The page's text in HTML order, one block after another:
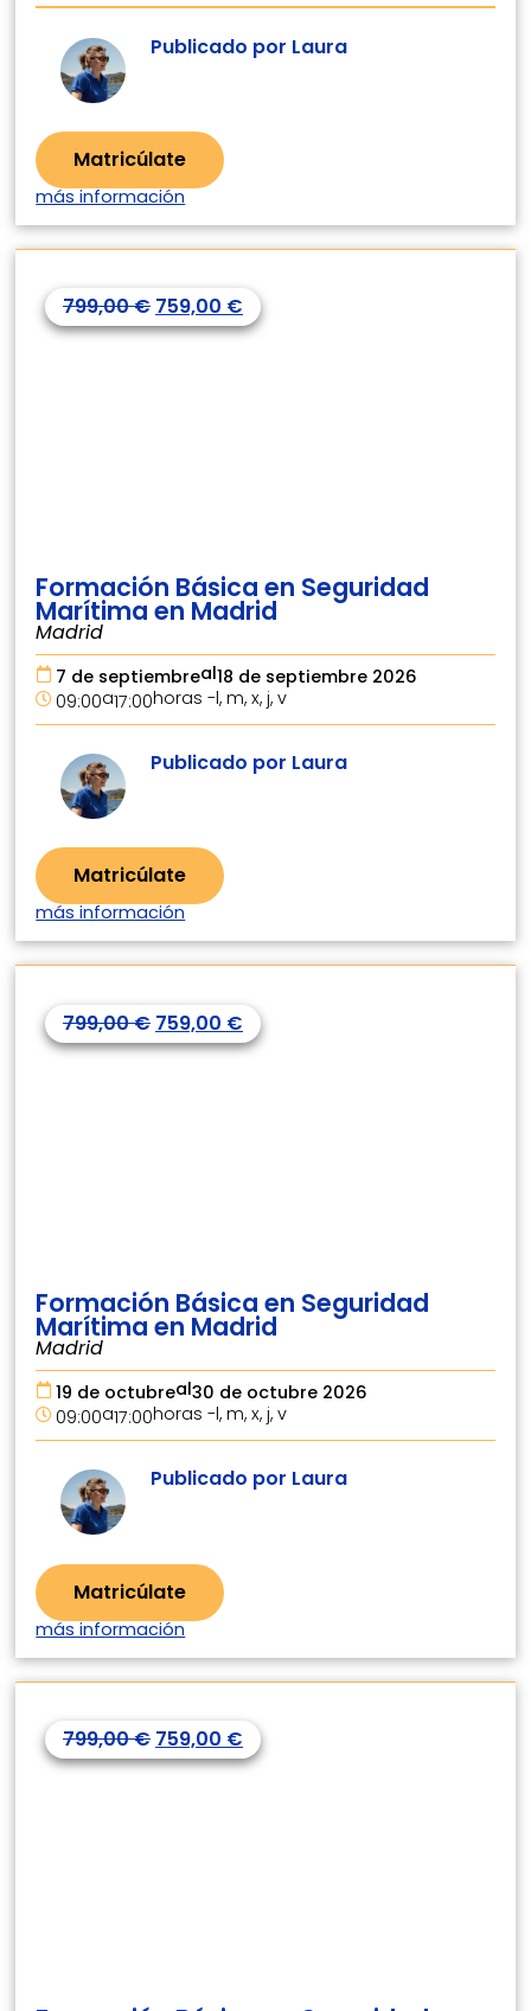
Publicado por Laura
Matricúlate
más información
799,00€ 759,00 €
Formación Básica en Seguridad
Marítima en Madrid
Madrid
09:00a17:00horas -l, m, x, j, v
7 de septiembreal18 de septiembre 2026
Publicado por Laura
Matricúlate
más información
799,00€ 759,00 €
Formación Básica en Seguridad
Marítima en Madrid
Madrid
09:00a17:00horas -l, m, x, j, v
19 de octubreal30 de octubre 2026
Publicado por Laura
Matricúlate
más información
799,00€ 759,00 €